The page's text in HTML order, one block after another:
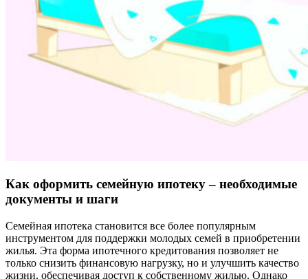
Как оформить семейную ипотеку – необходимые
документы и шаги
Семейная ипотека становится все более популярным
инструментом для поддержки молодых семей в приобретении
жилья. Эта форма ипотечного кредитования позволяет не
только снизить финансовую нагрузку, но и улучшить качество
жизни, обеспечивая доступ к собственному жилью. Однако